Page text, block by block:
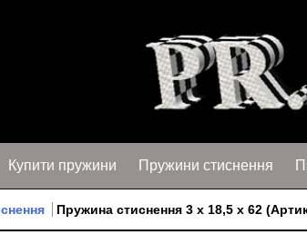
Купити пружини Пружини стиснення
Пружина стиснення 3 х 18,5 х 62